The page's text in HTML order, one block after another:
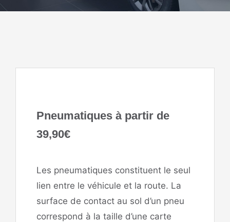
Pneumatiques à partir de
39,90€
Les pneumatiques constituent le seul
lien entre le véhicule et la route. La
surface de contact au sol d’un pneu
correspond à la taille d’une carte